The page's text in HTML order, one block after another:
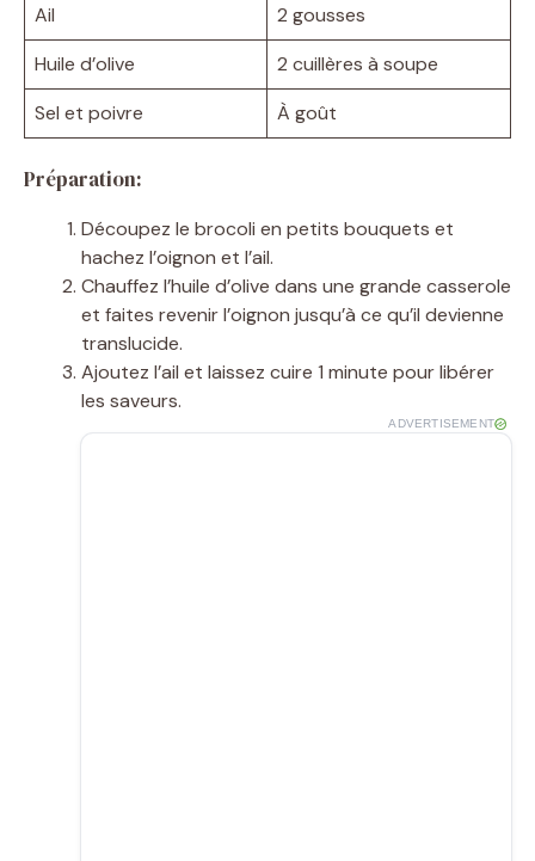
Ail
2 gousses
Huile d’olive
2 cuillères à soupe
Sel et poivre
À goût
Préparation:
Découpez le brocoli en petits bouquets et
hachez l’oignon et l’ail.
Chauffez l’huile d’olive dans une grande casserole
et faites revenir l’oignon jusqu’à ce qu’il devienne
translucide.
Ajoutez l’ail et laissez cuire 1 minute pour libérer
les saveurs.
ADVERTISEMENT